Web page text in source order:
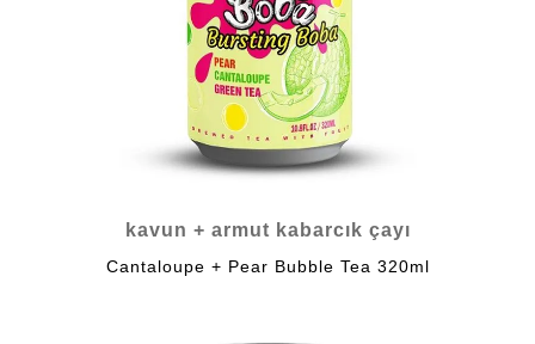
kavun + armut kabarcık çayı
Cantaloupe + Pear Bubble Tea 320ml